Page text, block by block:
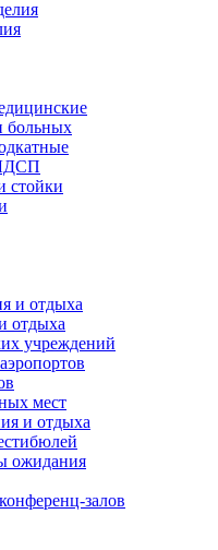
больных
стойки
отдыха
учреждений
мест
и отдыха
ожидания
залов